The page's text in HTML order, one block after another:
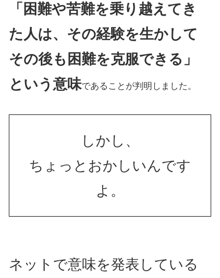
「困難や苦難を乗り越えてき
た人は、その経験を生かして
その後も困難を克服できる」
という意味であることが判明しました。
しかし、
ちょっとおかしいんです
よ。
ネットで意味を発表している